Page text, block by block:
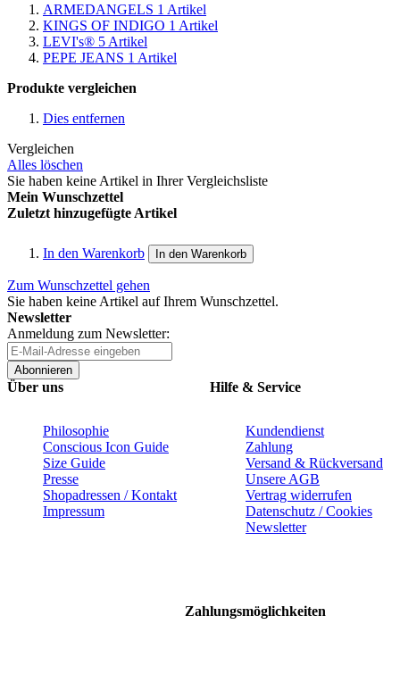
ARMEDANGELS 1 Artikel
KINGS OF INDIGO 1 Artikel
LEVI's® 5 Artikel
PEPE JEANS 1 Artikel
Produkte vergleichen
Dies entfernen
Vergleichen
Alles löschen
Sie haben keine Artikel in Ihrer Vergleichsliste
Mein Wunschzettel
Zuletzt hinzugefügte Artikel
In den Warenkorb In den Warenkorb
Zum Wunschzettel gehen
Sie haben keine Artikel auf Ihrem Wunschzettel.
Newsletter
Anmeldung zum Newsletter:
Abonnieren
Über uns
Philosophie
Conscious Icon Guide
Size Guide
Presse
Shopadressen / Kontakt
Impressum
Hilfe & Service
Kundendienst
Zahlung
Versand & Rückversand
Unsere AGB
Vertrag widerrufen
Datenschutz / Cookies
Newsletter
Zahlungsmöglichkeiten